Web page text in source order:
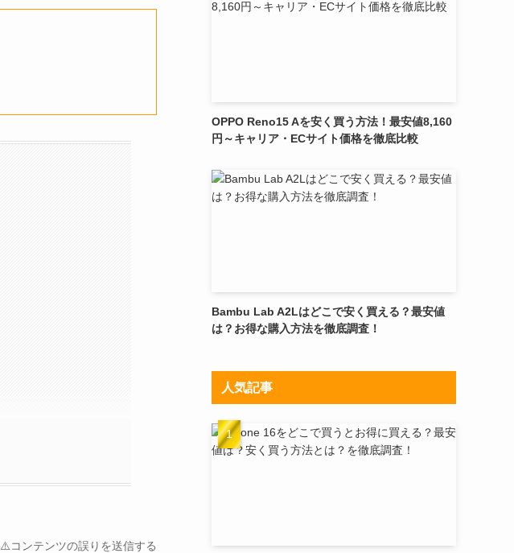
⚠️コンテンツの誤りを送信する
OPPO Reno15 Aを安く買う方法！最安値8,160
円～キャリア・ECサイト価格を徹底比較
Bambu Lab A2Lはどこで安く買える？最安値
は？お得な購入方法を徹底調査！
人気記事